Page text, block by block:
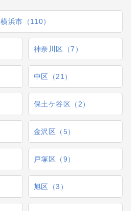
横浜市（110）
神奈川区（7）
中区（21）
保土ケ谷区（2）
金沢区（5）
戸塚区（9）
旭区（3）